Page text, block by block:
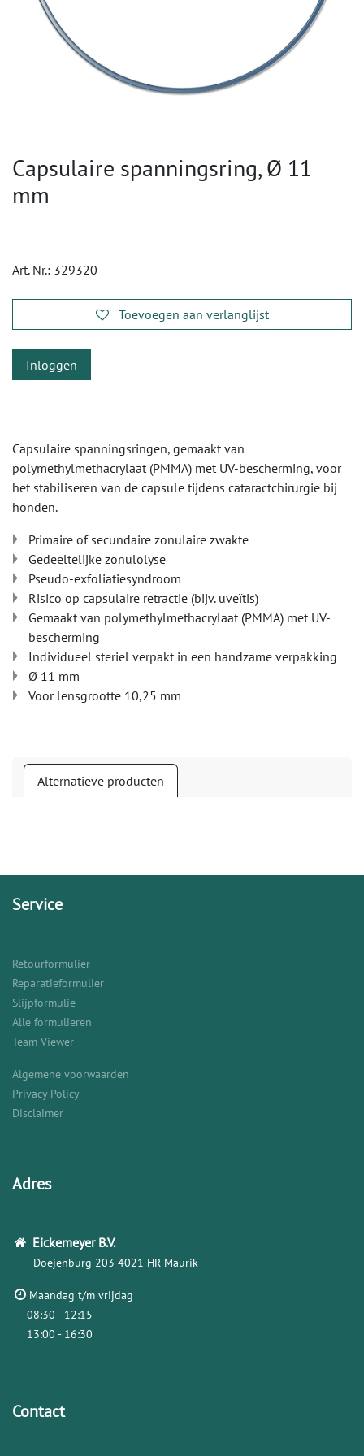
Capsulaire spanningsring, Ø 11
mm
Art. Nr.: 329320
Toevoegen aan verlanglijst
Inloggen
Capsulaire spanningsringen, gemaakt van
polymethylmethacrylaat (PMMA) met UV-bescherming, voor
het stabiliseren van de capsule tijdens cataractchirurgie bij
honden.
Primaire of secundaire zonulaire zwakte
Gedeeltelijke zonulolyse
Pseudo-exfoliatiesyndroom
Risico op capsulaire retractie (bijv. uveïtis)
Gemaakt van polymethylmethacrylaat (PMMA) met UV-
bescherming
Individueel steriel verpakt in een handzame verpakking
Ø 11 mm
Voor lensgrootte 10,25 mm
Alternatieve producten
Service
Retourformulier
Reparatieformulier
Slijpformulie
Alle formulieren
Team Viewer
Algemene voorwaarden
Privacy Policy
Disclaimer
Adres
Eickemeyer B.V.
Doejenburg 203 4021 HR Maurik
Maandag t/m vrijdag
08:30 - 12:15
13:00 - 16:30
Contact